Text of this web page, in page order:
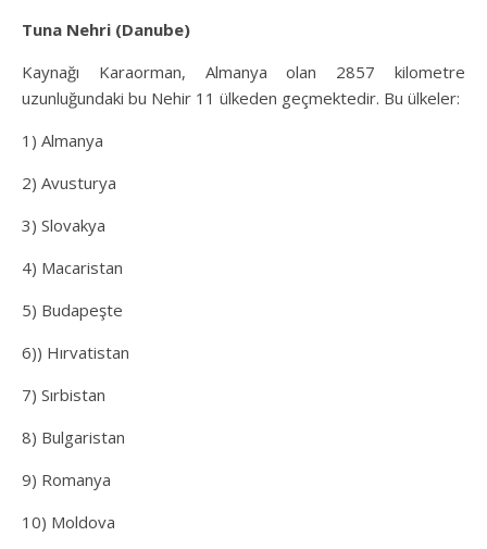
Tuna Nehri (Danube)
Kaynağı Karaorman, Almanya olan 2857 kilometre
uzunluğundaki bu Nehir 11 ülkeden geçmektedir. Bu ülkeler:
1) Almanya
2) Avusturya
3) Slovakya
4) Macaristan
5) Budapeşte
6)) Hırvatistan
7) Sırbistan
8) Bulgaristan
9) Romanya
10) Moldova